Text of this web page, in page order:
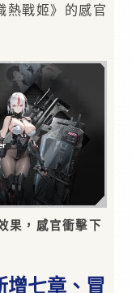
熱戰姬》的感官
果，感官衝擊下
增七章、冒